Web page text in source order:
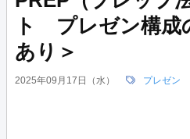
ト プレゼン構成
あり＞
2025年09月17日（水） プレゼン